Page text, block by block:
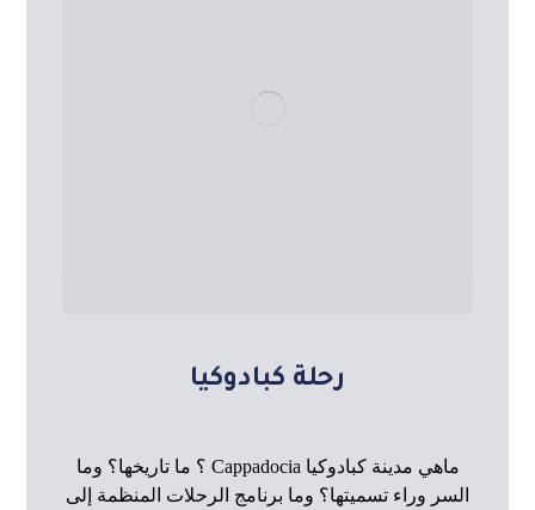
رحلة كبادوكيا
ماهي مدينة كبادوكيا Cappadocia ؟ ما تاريخها؟ وما
السر وراء تسميتها؟ وما برنامج الرحلات المنظمة إلى